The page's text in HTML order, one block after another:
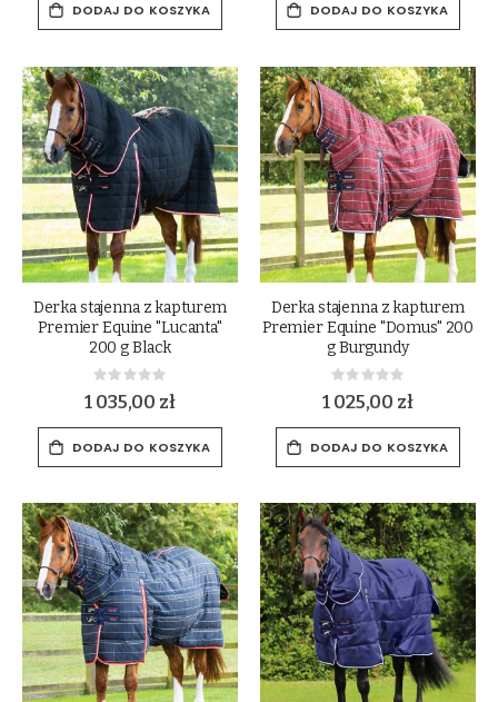
DODAJ DO KOSZYKA DODAJ DO KOSZYKA
Derka stajenna z kapturem
Premier Equine "Lucanta"
200 g Black
Rating:
0%
1 035,00 zł
DODAJ DO KOSZYKA
Derka stajenna z kapturem
Premier Equine "Domus" 200
g Burgundy
Rating:
0%
1 025,00 zł
DODAJ DO KOSZYKA